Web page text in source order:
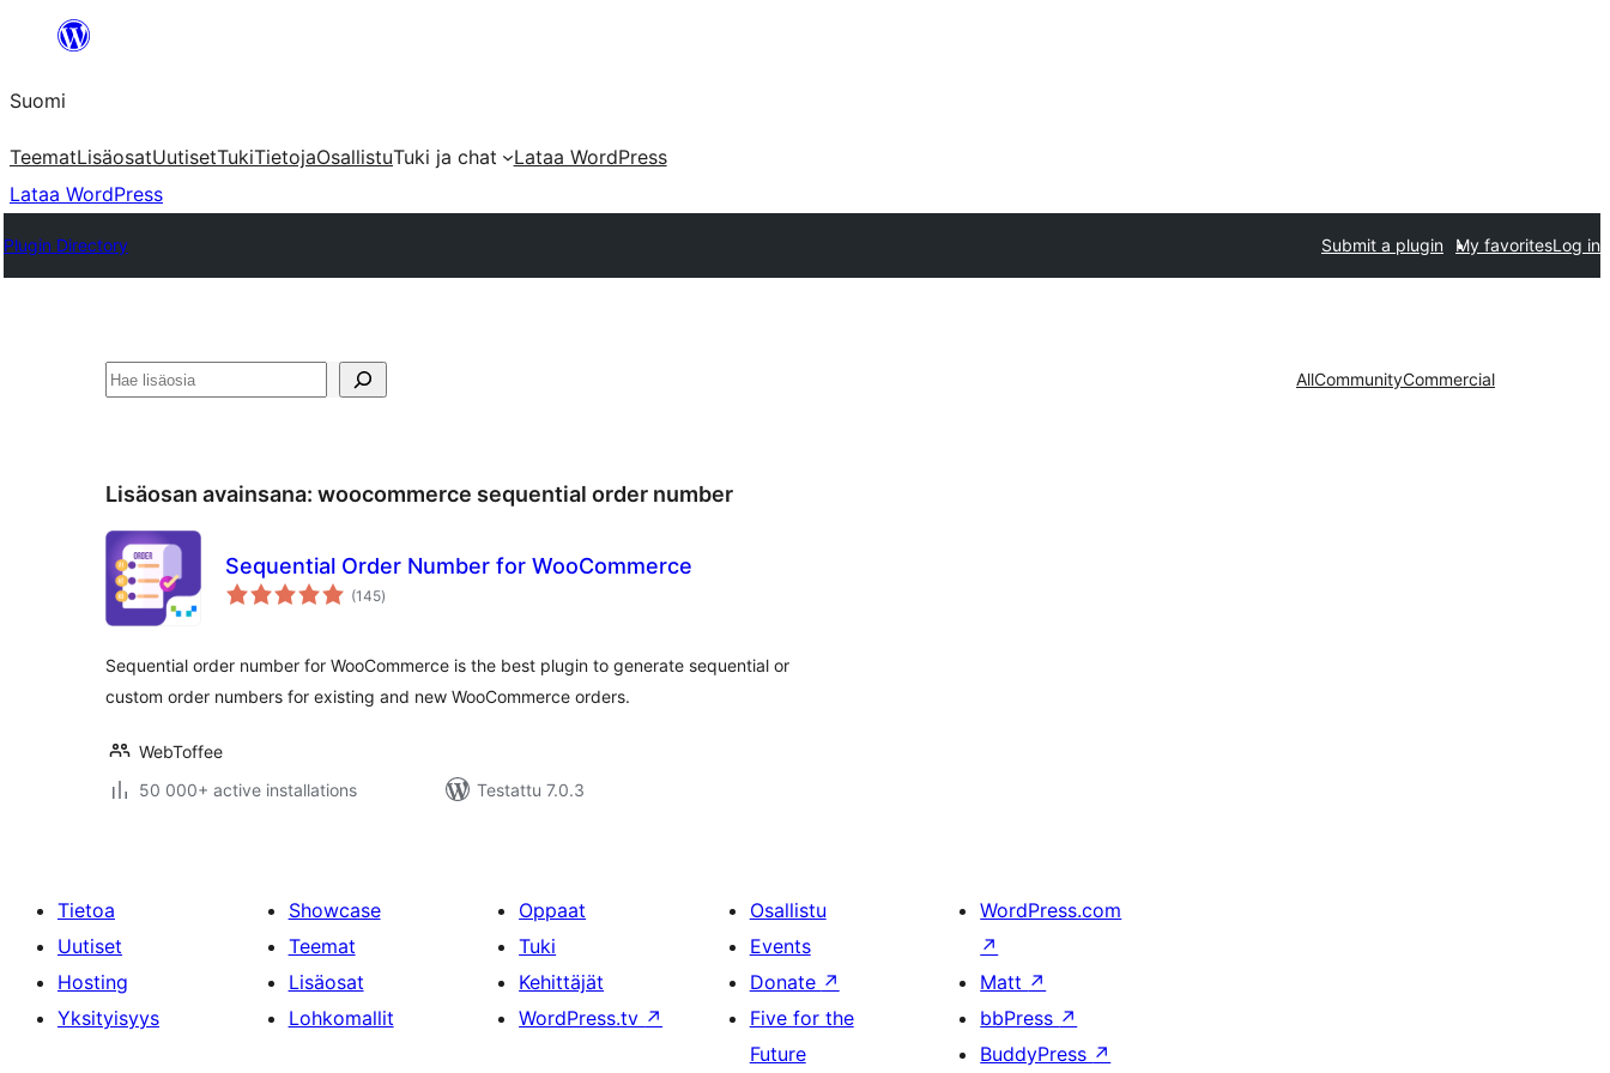
Suomi
TeematLisäosatUutisetTukiTietojaOsallistuTuki ja chat
Lataa WordPress
Lataa WordPress
Plugin Directory Submit a plugin My favoritesLog in
Etsi AllCommunityCommercial
Lisäosan avainsana: woocommerce sequential order number
Sequential Order Number for WooCommerce
(145arvosanat
yhteensä
)
Sequential order number for WooCommerce is the best plugin to generate sequential or
custom order numbers for existing and new WooCommerce orders.
WebToffee
50 000+ active installations
Testattu 7.0.3
Tietoa
Uutiset
Hosting
Yksityisyys
Showcase
Teemat
Lisäosat
Lohkomallit
Oppaat
Tuki
Kehittäjät
WordPress.tv ↗
Osallistu
Events
Donate ↗
Five for the
Future
WordPress.com
↗
Matt ↗
bbPress ↗
BuddyPress ↗